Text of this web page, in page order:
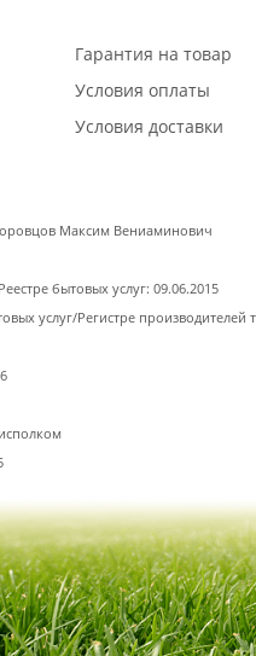
Гарантия на товар
Условия оплаты
Условия доставки
Максим Вениаминович
бытовых услуг: 09.06.2015
услуг/Регистре производителей